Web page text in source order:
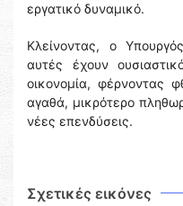
εργατικό δυναμικό.
Κλείνοντας, ο
αυτές έχουν
οικονομία, φέρνοντας
αγαθά, μικρότερο
νέες επενδύσεις.
Σχετικές εικόνες